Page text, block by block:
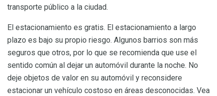
transporte público a la ciudad.
El estacionamiento es gratis. El estacionamiento a largo
plazo es bajo su propio riesgo. Algunos barrios son más
seguros que otros, por lo que se recomienda que use el
sentido común al dejar un automóvil durante la noche. No
deje objetos de valor en su automóvil y reconsidere
estacionar un vehículo costoso en áreas desconocidas. Vea